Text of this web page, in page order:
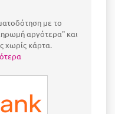
με το
αργότερα" και
χωρίς κάρτα.